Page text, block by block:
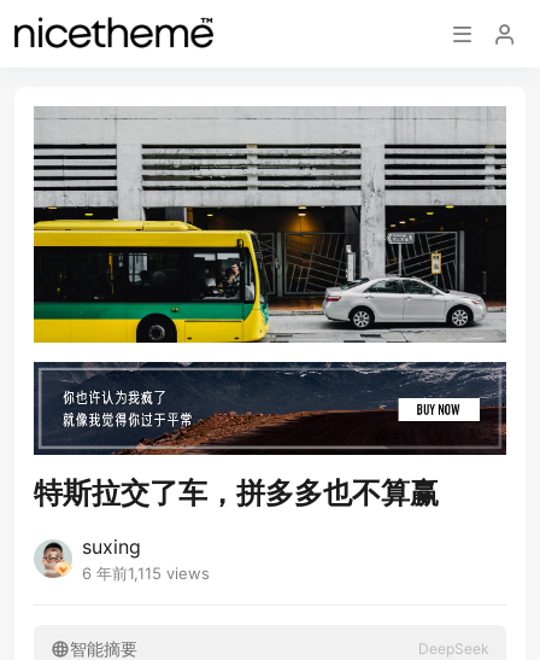
特斯拉交了车，拼多多也不算赢
suxing
6 年前1,115 views
智能摘要 DeepSeek